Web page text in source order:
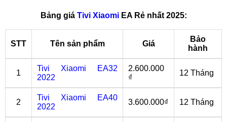
Bảng giá Tivi XiaomiEA Rẻ nhất 2025:
STT Tên sản phẩm Giá
Bảo
hành
1
Tivi Xiaomi EA32
2022
2.600.000
₫
12 Tháng
2
Tivi Xiaomi EA40
2022
3.600.000₫ 12 Tháng